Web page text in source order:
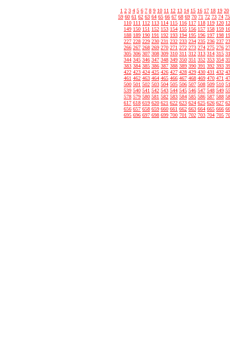
1 2 3 4 5 6 7 8 9 10 11 12 13 14 15 16 17 18 19 20
59 60 61 62 63 64 65 66 67 68 69 70 71 72 73 74 75
110 111 112 113 114 115 116 117 118 119 120
149 150 151 152 153 154 155 156 157 158 159
188 189 190 191 192 193 194 195 196 197 198
227 228 229 230 231 232 233 234 235 236 237
266 267 268 269 270 271 272 273 274 275 276
305 306 307 308 309 310 311 312 313 314 315
344 345 346 347 348 349 350 351 352 353 354
383 384 385 386 387 388 389 390 391 392 393
422 423 424 425 426 427 428 429 430 431 432
461 462 463 464 465 466 467 468 469 470 471
500 501 502 503 504 505 506 507 508 509 510
539 540 541 542 543 544 545 546 547 548 549
578 579 580 581 582 583 584 585 586 587 588
617 618 619 620 621 622 623 624 625 626 627
656 657 658 659 660 661 662 663 664 665 666
695 696 697 698 699 700 701 702 703 704 705